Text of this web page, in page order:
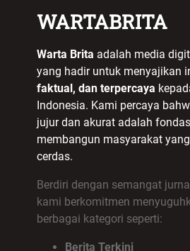
WARTABRITA
Warta Brita adalah media
yang hadir untuk menyajikan
faktual, dan terpercaya
Indonesia. Kami percaya
jujur dan akurat adalah
membangun masyarakat
cerdas.
Berdiri dengan semangat
kami berkomitmen
berbagai kategori seperti:
Berita Terkini